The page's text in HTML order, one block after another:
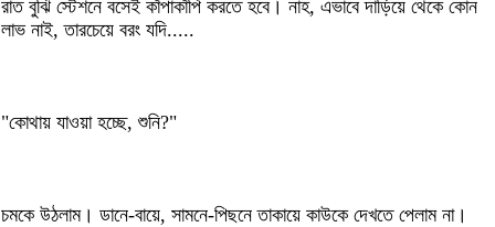
রাত বুঝি স্টেশনে বসেই কাঁপাকাঁপি করতে হবে। নাহ, এভাবে দাড়িয়ে থেকে কোন
লাভ নাই, তারচেয়ে বরং যদি.....
"কোথায় যাওয়া হচ্ছে, শুনি?"
চমকে উঠলাম। ডানে-বায়ে, সামনে-পিছনে তাকায়ে কাউকে দেখতে পেলাম না।